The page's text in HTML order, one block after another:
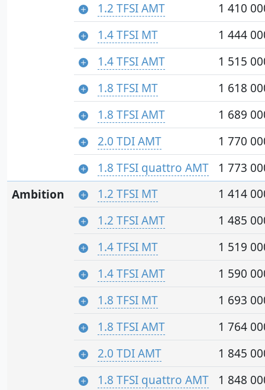
1.2 TFSI AMT
1 410
1.4 TFSI MT
1 444
1.4 TFSI AMT
1 515
1.8 TFSI MT
1 618
1.8 TFSI AMT
1 689
2.0 TDI AMT
1 770
1.8 TFSI quattro AMT
1 773
Ambition
1.2 TFSI MT
1 414
1.2 TFSI AMT
1 485
1.4 TFSI MT
1 519
1.4 TFSI AMT
1 590
1.8 TFSI MT
1 693
1.8 TFSI AMT
1 764
2.0 TDI AMT
1 845
1.8 TFSI quattro AMT
1 848